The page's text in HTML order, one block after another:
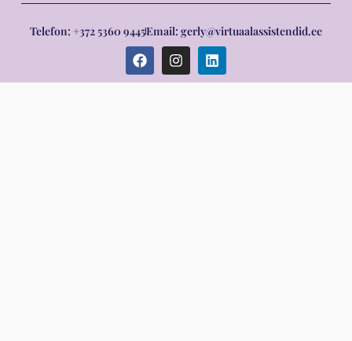
Telefon: +372 5360 9445Email: gerly@virtuaalassistendid.ee